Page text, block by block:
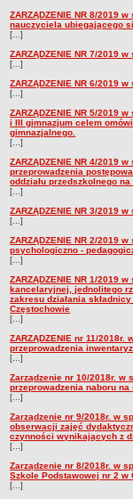
ZARZĄDZENIE NR 8/2019
nauczyciela ubiegającego
[...]
ZARZĄDZENIE NR 7/2019
[...]
ZARZĄDZENIE NR 6/2019
[...]
ZARZĄDZENIE NR 5/2019
i III gimnazjum celem
gimnazjalnego.
[...]
ZARZĄDZENIE NR 4/2019
przeprowadzenia
oddziału przedszkolnego
[...]
ZARZĄDZENIE NR 3/2019
[...]
ZARZĄDZENIE NR 2/2019
psychologiczno -
[...]
ZARZĄDZENIE NR 1/2019
kancelaryjnej, jednolitego
zakresu działania
Częstochowie
[...]
ZARZĄDZENIE nr 11/
przeprowadzenia
[...]
Zarządzenie nr 10/2018r. w
przeprowadzenia naboru
[...]
Zarządzenie nr 9/2018r. w
obserwacji zajęć
czynności wynikających z
[...]
Zarządzenie nr 8/2018r. w
Szkole Podstawowej nr 2 w
[...]